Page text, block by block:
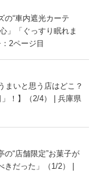
“車内遮光カーテ
」「ぐっすり眠れま
2ページ目
いと思う店はどこ？
」！】（2/4） | 兵庫県
の“店舗限定”お菓子が
だった」（1/2） |